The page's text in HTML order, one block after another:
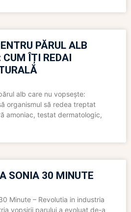
PĂRUL ALB
CUM ÎȚI REDAI
alb care nu vopsește:
organismul să redea treptat
amoniac, testat dermatologic,
SONIA 30 MINUTE
Minute – Revolutia in industria
vopsirii parului a evoluat de-a